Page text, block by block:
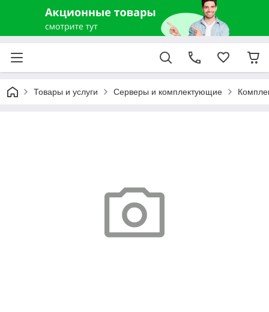
Товары и услуги Серверы и комплектующие